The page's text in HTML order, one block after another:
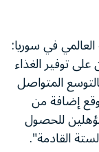
العالمي في سوريا:
على توفير الغذاء
المتواصل
إضافة من
للحصول
القادمة".